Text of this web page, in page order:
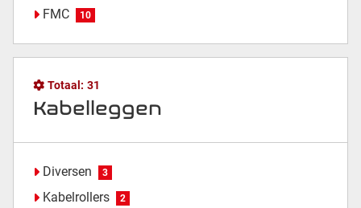
FMC 10
Totaal: 31
Kabelleggen
Diversen 3
Kabelrollers 2